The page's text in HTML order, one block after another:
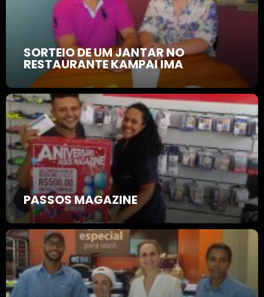
SORTEIO DE UM JANTAR NO
RESTAURANTE KAMPAI IMA
PASSOS MAGAZINE